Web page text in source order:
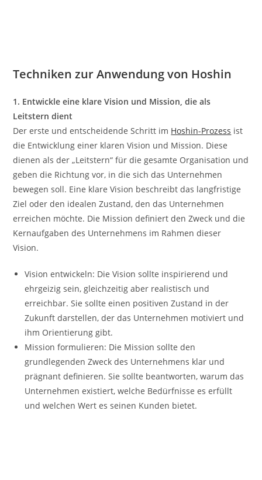
Techniken zur Anwendung von Hoshin
1. Entwickle eine klare Vision und Mission, die als
Leitstern dient
Der erste und entscheidende Schritt im Hoshin-Prozess ist
die Entwicklung einer klaren Vision und Mission. Diese
dienen als der „Leitstern“ für die gesamte Organisation und
geben die Richtung vor, in die sich das Unternehmen
bewegen soll. Eine klare Vision beschreibt das langfristige
Ziel oder den idealen Zustand, den das Unternehmen
erreichen möchte. Die Mission definiert den Zweck und die
Kernaufgaben des Unternehmens im Rahmen dieser
Vision.
Vision entwickeln: Die Vision sollte inspirierend und
ehrgeizig sein, gleichzeitig aber realistisch und
erreichbar. Sie sollte einen positiven Zustand in der
Zukunft darstellen, der das Unternehmen motiviert und
ihm Orientierung gibt.
Mission formulieren: Die Mission sollte den
grundlegenden Zweck des Unternehmens klar und
prägnant definieren. Sie sollte beantworten, warum das
Unternehmen existiert, welche Bedürfnisse es erfüllt
und welchen Wert es seinen Kunden bietet.